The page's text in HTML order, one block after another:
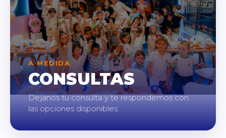
A MEDIDA
CONSULTAS
Dejanos tu consulta y te respondemos con
las opciones disponibles.